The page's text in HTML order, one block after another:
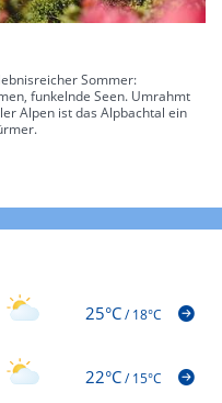
Sommer:
funkelnde Seen. Umrahmt
Alpen ist das Alpbachtal ein
25°C/18°C
22°C/15°C